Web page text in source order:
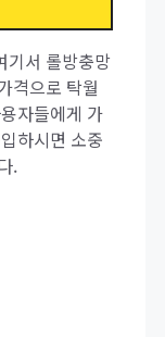
기서 롤방충망
격으로 탁월
자들에게 가
하시면 소중
.